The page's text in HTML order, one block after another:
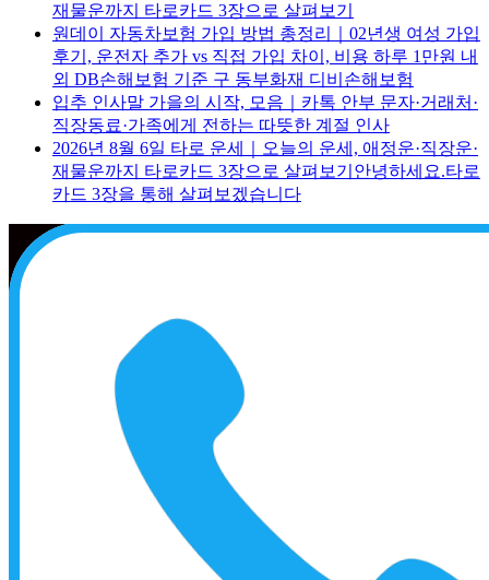
재물운까지 타로카드 3장으로 살펴보기
원데이 자동차보험 가입 방법 총정리｜02년생 여성 가입
후기, 운전자 추가 vs 직접 가입 차이, 비용 하루 1만원 내
외 DB손해보험 기준 구 동부화재 디비손해보험
입추 인사말 가을의 시작, 모음｜카톡 안부 문자·거래처·
직장동료·가족에게 전하는 따뜻한 계절 인사
2026년 8월 6일 타로 운세｜오늘의 운세, 애정운·직장운·
재물운까지 타로카드 3장으로 살펴보기안녕하세요.타로
카드 3장을 통해 살펴보겠습니다